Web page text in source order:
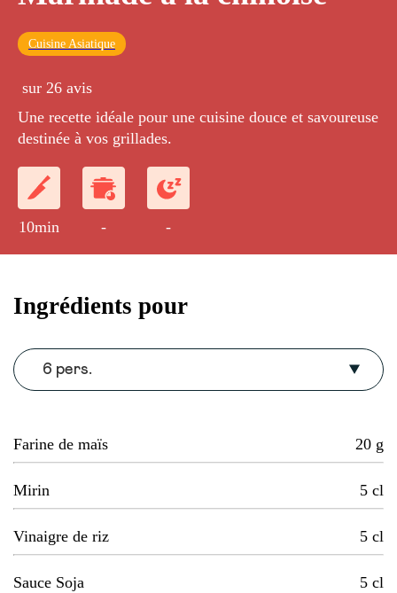
Cuisine Asiatique
sur 26 avis
Une recette idéale pour une cuisine douce et savoureuse
destinée à vos grillades.
10min - -
Ingrédients pour
6 pers.
Farine de maïs 20 g
Mirin 5 cl
Vinaigre de riz 5 cl
Sauce Soja 5 cl